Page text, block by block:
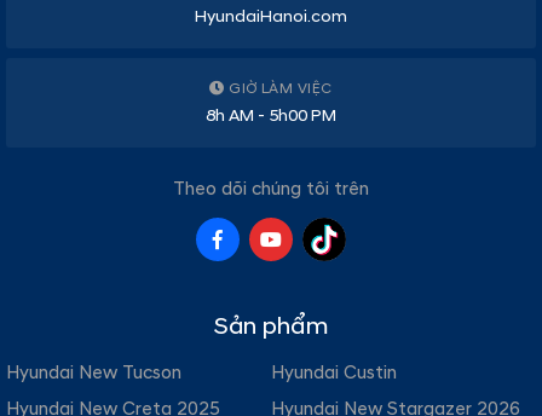
HyundaiHanoi.com
GIỜ LÀM VIỆC
8h AM - 5h00 PM
Theo dõi chúng tôi trên
Sản phẩm
Hyundai New Tucson
Hyundai New Creta 2025
Hyundai Custin
Hyundai New Stargazer 2026